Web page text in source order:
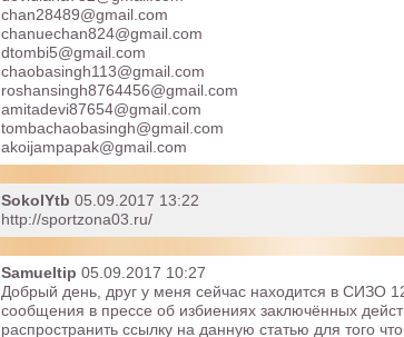
chan28489@gmail.com
chanuechan824@gmail.com
dtombi5@gmail.com
chaobasingh113@gmail.com
roshansingh8764456@gmail.com
amitadevi87654@gmail.com
tombachaobasingh@gmail.com
akoijampapak@gmail.com
SokolYtb 05.09.2017 13:22
http://sportzona03.ru/
Samueltip 05.09.2017 10:27
Добрый день, друг у меня сейчас находится в СИЗО
сообщения в прессе об избиениях заключённых
распространить ссылку на данную статью для того